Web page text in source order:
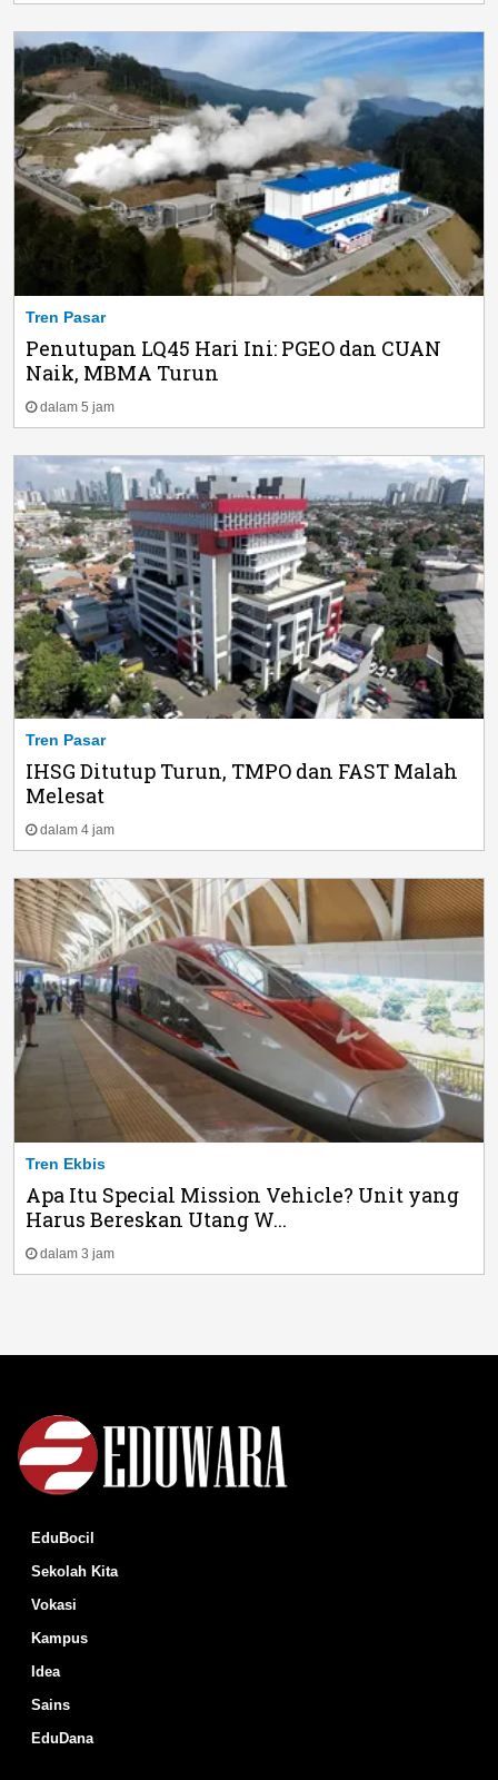
Tren Pasar
Penutupan LQ45 Hari Ini: PGEO dan CUAN
Naik, MBMA Turun
dalam 5 jam
Tren Pasar
IHSG Ditutup Turun, TMPO dan FAST Malah
Melesat
dalam 4 jam
Tren Ekbis
Apa Itu Special Mission Vehicle? Unit yang
Harus Bereskan Utang W...
dalam 3 jam
EduBocil
Sekolah Kita
Vokasi
Kampus
Idea
Sains
EduDana